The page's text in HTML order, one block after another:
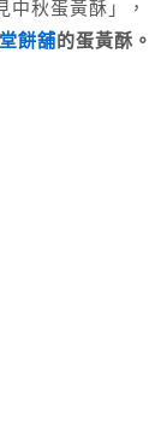
秋蛋黃酥」，
餅舖的蛋黃酥。